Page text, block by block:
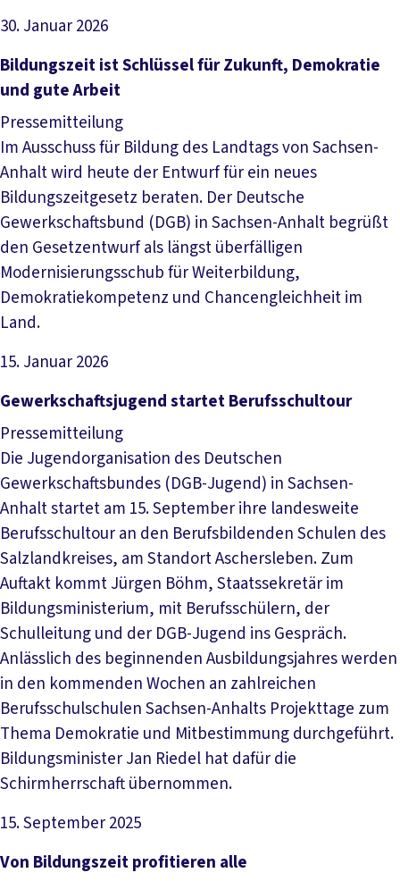
30. Januar 2026
Artikel lesen
Bildungszeit ist Schlüssel für Zukunft, Demokratie
und gute Arbeit
Pressemitteilung
Im Ausschuss für Bildung des Landtags von Sachsen-
Anhalt wird heute der Entwurf für ein neues
Bildungszeitgesetz beraten. Der Deutsche
Gewerkschaftsbund (DGB) in Sachsen-Anhalt begrüßt
den Gesetzentwurf als längst überfälligen
Modernisierungsschub für Weiterbildung,
Demokratiekompetenz und Chancengleichheit im
Land.
15. Januar 2026
Artikel lesen
Gewerkschaftsjugend startet Berufsschultour
Pressemitteilung
Die Jugendorganisation des Deutschen
Gewerkschaftsbundes (DGB-Jugend) in Sachsen-
Anhalt startet am 15. September ihre landesweite
Berufsschultour an den Berufsbildenden Schulen des
Salzlandkreises, am Standort Aschersleben. Zum
Auftakt kommt Jürgen Böhm, Staatssekretär im
Bildungsministerium, mit Berufsschülern, der
Schulleitung und der DGB-Jugend ins Gespräch.
Anlässlich des beginnenden Ausbildungsjahres werden
in den kommenden Wochen an zahlreichen
Berufsschulschulen Sachsen-Anhalts Projekttage zum
Thema Demokratie und Mitbestimmung durchgeführt.
Bildungsminister Jan Riedel hat dafür die
Schirmherrschaft übernommen.
15. September 2025
Artikel lesen
Von Bildungszeit profitieren alle